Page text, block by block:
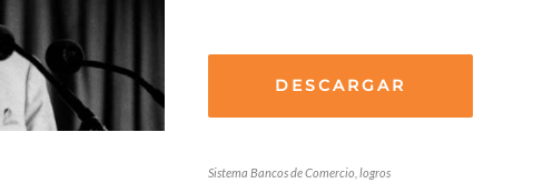
DESCARGAR
Sistema Bancos de Comercio, logros